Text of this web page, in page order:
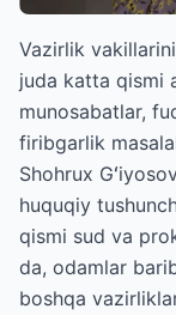
Vazirlik
juda katta qismi
munosabatlar,
firibgarlik
Shohrux
huquqiy
qismi sud va
da, odamlar
boshqa